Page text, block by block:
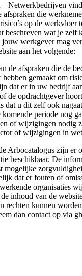
Netwerkbedrijven
afspraken die
op de werkvloer
beschreven wat je zelf
werkgever mag
aan het volgende:
de afspraken die de
gemaakt om
dat er in uw bedrijf
de opdrachtgever
dat u dit zelf ook
periode nog
of wijzigingen nodig
of wijzigingen in
Arbocatalogus zijn er
beschikbaar. De
mogelijke
dat er fouten of
organisaties
inhoud van de
rechten kunnen
dan contact op via